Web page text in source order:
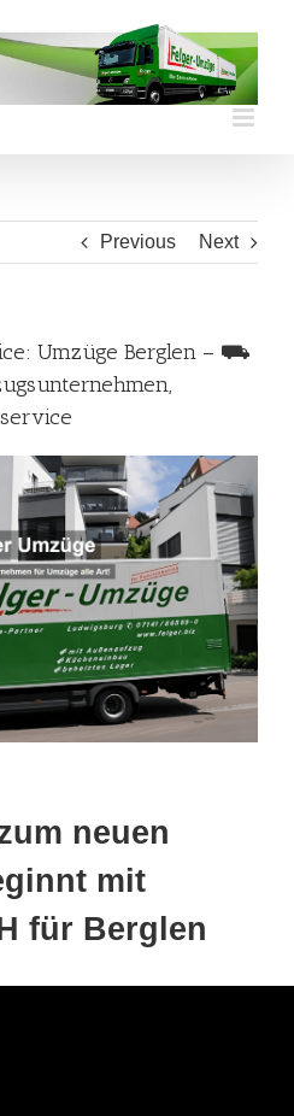
Previous Next
Umzüge Berglen – ⛟
neuen
mit
für Berglen